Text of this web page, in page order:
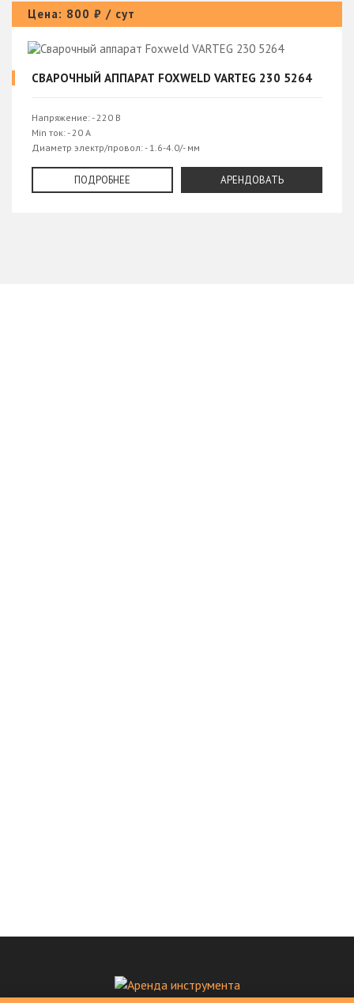
Цена: 800 ₽ / сут
СВАРОЧНЫЙ АППАРАТ FOXWELD VARTEG 230 5264
Напряжение: - 220 В
Min ток: - 20 А
Диаметр электр/провол: - 1.6-4.0/- мм
Max мощность: - 6.8 кВт
ПОДРОБНЕЕ АРЕНДОВАТЬ